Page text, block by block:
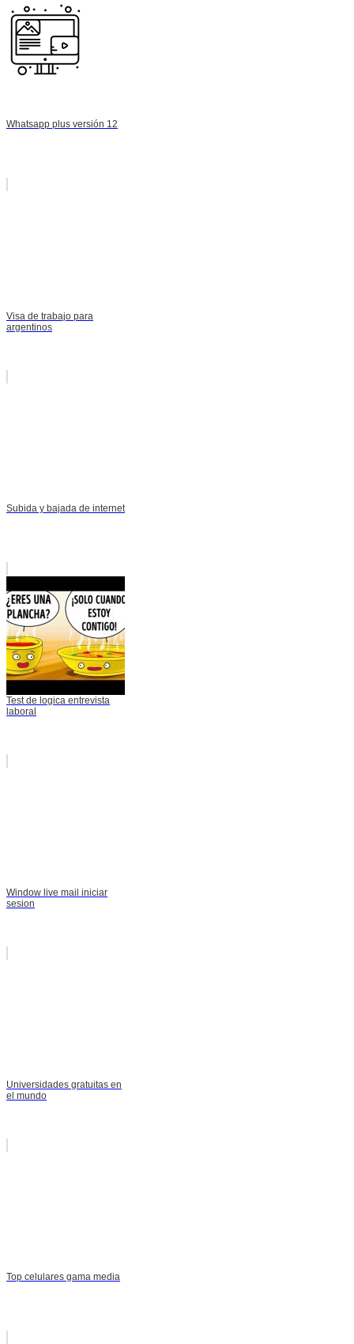
Whatsapp plus versión 12
Visa de trabajo para
argentinos
Subida y bajada de internet
Test de logica entrevista
laboral
Window live mail iniciar
sesion
Universidades gratuitas en
el mundo
Top celulares gama media